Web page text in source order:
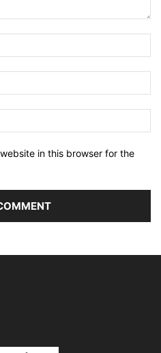
in this browser for the